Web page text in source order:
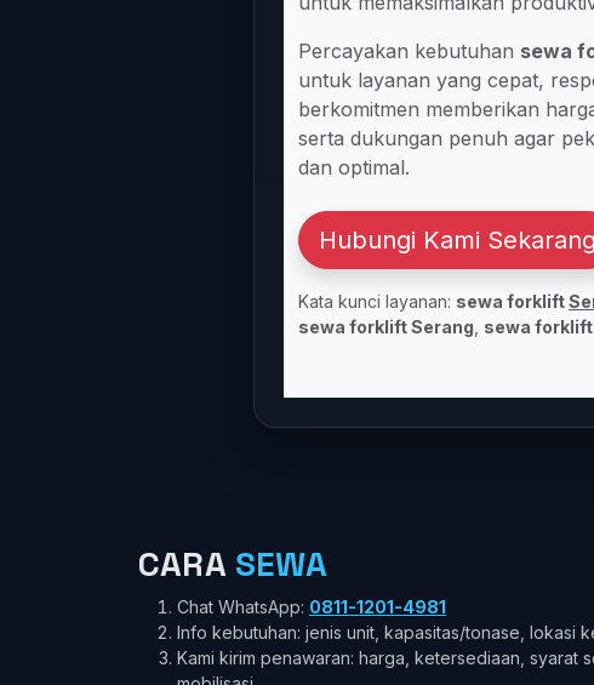
Percayakan kebutuhan sewa
untuk layanan yang cepat,
berkomitmen memberikan
serta dukungan penuh agar
dan optimal.
Hubungi Kami Sekarang
Kata kunci layanan: sewa forklift
sewa forklift Serang sewa
CARA SEWA
Chat WhatsApp: 0811-1201-4981
Info kebutuhan: jenis unit, kapasitas/tonase, lokasi
Kami kirim penawaran: harga, ketersediaan, syarat